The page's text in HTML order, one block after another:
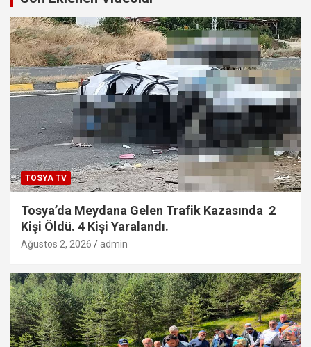
TOSYA TV
Tosya’da Meydana Gelen Trafik Kazasında 2
Kişi Öldü. 4 Kişi Yaralandı.
Ağustos 2, 2026 admin